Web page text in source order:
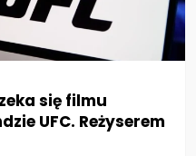
się filmu
UFC. Reżyserem